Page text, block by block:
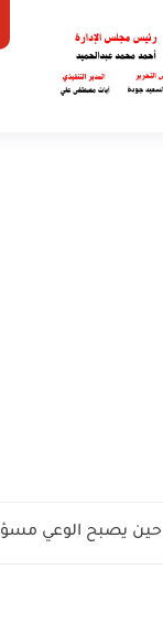
حين يصبح الوعي